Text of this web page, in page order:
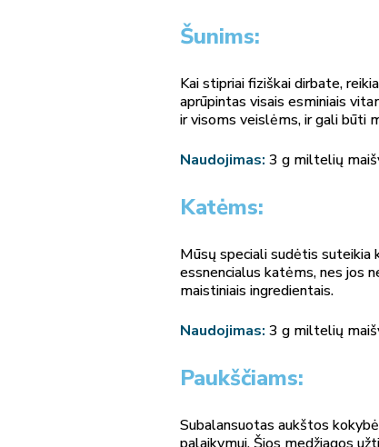
Šunims:
Kai stipriai fiziškai dirbate,
aprūpintas visais esminiais
ir visoms veislėms, ir gali būti
Naudojimas: 3 g miltelių
Katėms:
Mūsų speciali sudėtis suteikia
essnencialus katėms, nes jos
maistiniais ingredientais.
Naudojimas: 3 g miltelių
Paukščiams:
Subalansuotas aukštos
palaikymui. Šios medžiagos